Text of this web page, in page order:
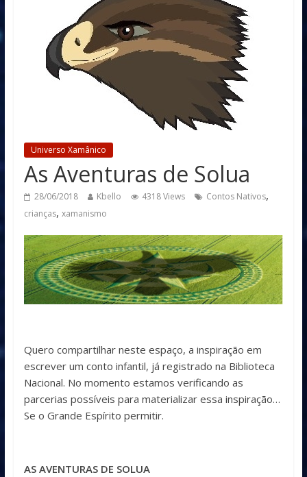
Universo Xamânico
As Aventuras de Solua
28/06/2018 Kbello 4318 Views Contos Nativos,
crianças, xamanismo
Quero compartilhar neste espaço, a inspiração em
escrever um conto infantil, já registrado na Biblioteca
Nacional. No momento estamos verificando as
parcerias possíveis para materializar essa inspiração…
Se o Grande Espírito permitir.
AS AVENTURAS DE SOLUA